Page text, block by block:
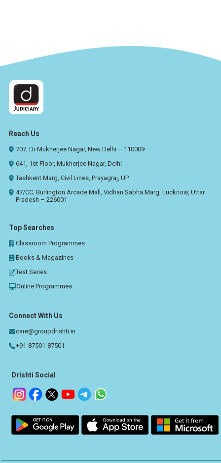
Reach Us
707, Dr Mukherjee Nagar, New Delhi – 110009
641, 1st Floor, Mukherjee Nagar, Delhi
Tashkent Marg, Civil Lines, Prayagraj, UP
47/CC, Burlington Arcade Mall, Vidhan Sabha Marg, Lucknow, Uttar
Pradesh – 226001
Top Searches
Classroom Programmes
Books & Magazines
Test Series
Online Programmes
Connect With Us
care@groupdrishti.in
+91-87501-87501
Drishti Social